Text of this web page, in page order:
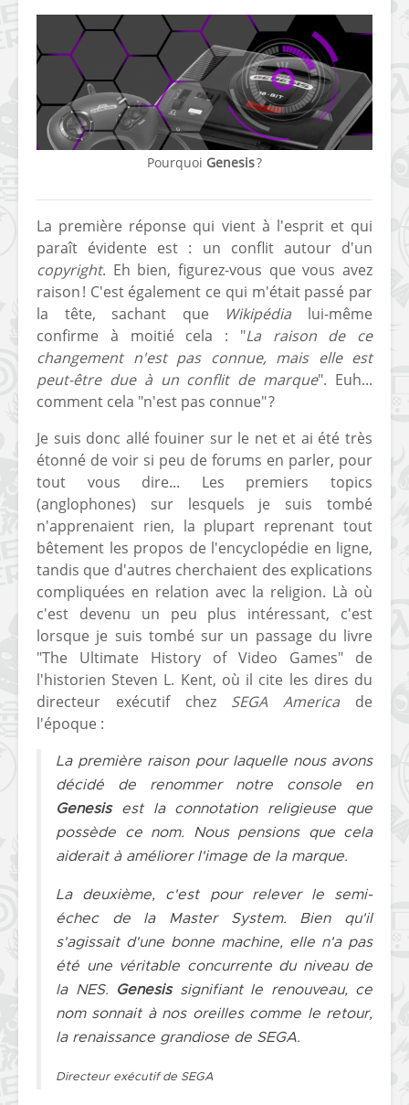
Pourquoi Genesis?
La première réponse qui vient à l'esprit et qui
paraît évidente est : un conflit autour d'un
copyright. Eh bien, figurez-vous que vous avez
raison ! C'est également ce qui m'était passé par
la tête, sachant que
Wikipédialui-même
confirme à moitié cela : "La raison de ce
changement n'est pas connue, mais elle est
peut-être due à un conflit de marque". Euh...
comment cela "n'est pas connue" ?
Je suis donc allé fouiner sur le net et ai été très
étonné de voir si peu de forums en parler, pour
tout vous dire... Les premiers topics
(anglophones) sur lesquels je suis tombé
n'apprenaient rien, la plupart reprenant tout
bêtement les propos de l'encyclopédie en ligne,
tandis que d'autres cherchaient des explications
compliquées en relation avec la religion. Là où
c'est devenu un peu plus intéressant, c'est
lorsque je suis tombé sur un passage du livre
"The Ultimate History of Video Games" de
l'historien Steven L. Kent, où il cite les dires du
directeur exécutif chez SEGA Americade
l'époque :
La première raison pour laquelle nous avons
décidé de renommer notre console en
Genesisest la connotation religieuse que
possède ce nom. Nous pensions que cela
aiderait à améliorer l'image de la marque.
La deuxième, c'est pour relever le semi-
échec de la Master System. Bien qu'il
s'agissait d'une bonne machine, elle n'a pas
été une véritable concurrente du niveau de
la NES.
Genesissignifiant le renouveau, ce
nom sonnait à nos oreilles comme le retour,
la renaissance grandiose de SEGA.
Directeur exécutif de SEGA
[Vita] Ouverture de
KyûHEN, le nouveau
concours de
homebrews
[PSP] Débricker une
PSP 2000/3000 est
désormais
Sweeper !
[PS4] TUTO - Hacker
/ Jailbreaker sa PS4
en 6.72
[PS4] Le point sur le
fameux jailbreak pour
[Vita] La team CBPS
dévoile dans une
nouveaux projets
SX Lite
[Switch]
SX Lite :
TUTO -
jouer à
« .CIA »
[PSP]
Custom